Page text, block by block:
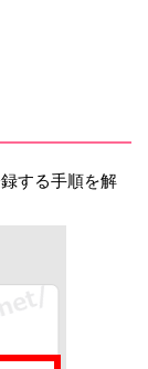
する手順を解